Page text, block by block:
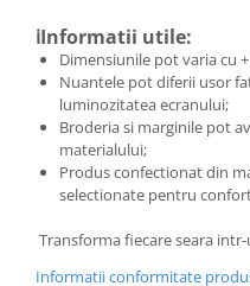
ℹ️Informatii utile:
Dimensiunile pot varia cu
Nuantele pot diferii usor
luminozitatea ecranului;
Broderia si marginile pot
materialului;
Produs confectionat din
selectionate pentru
Transforma fiecare seara
Informatii conformitate